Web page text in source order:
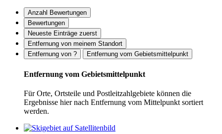
Anzahl Bewertungen
Bewertungen
Neueste Einträge zuerst
Entfernung von meinem Standort
Entfernung von ?
Entfernung vom Gebietsmittelpunkt
Entfernung vom Gebietsmittelpunkt
Für Orte, Ortsteile und Postleitzahlgebiete können die
Ergebnisse hier nach Entfernung vom Mittelpunkt sortiert
werden.